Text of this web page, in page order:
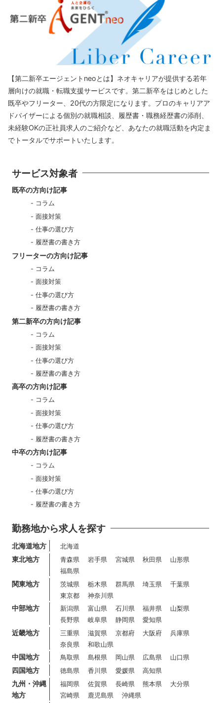
【第二新卒エージェントneoとは】ネオキャリアが提供する若年
層向けの就職・転職支援サービスです。第二新卒をはじめとした
既卒やフリーター、20代の方限定になります。プロのキャリアア
ドバイザーによる個別の就職相談、履歴書・職務経歴書の添削、
未経験OKの正社員求人のご紹介など、あなたの就職活動を内定ま
でトータルでサポートいたします。
サービス対象者
既卒の方向け記事
コラム
面接対策
仕事の選び方
履歴書の書き方
フリーターの方向け記事
コラム
面接対策
仕事の選び方
履歴書の書き方
第二新卒の方向け記事
コラム
面接対策
仕事の選び方
履歴書の書き方
高卒の方向け記事
コラム
面接対策
仕事の選び方
履歴書の書き方
中卒の方向け記事
コラム
面接対策
仕事の選び方
履歴書の書き方
勤務地から求人を探す
北海道地方 北海道
東北地方 青森県 岩手県 宮城県 秋田県
山形県
福島県
関東地方 茨城県 栃木県 群馬県 埼玉県
千葉県
東京都
神奈川県
中部地方 新潟県 富山県 石川県 福井県
山梨県
長野県
岐阜県 静岡県 愛知県
近畿地方 三重県 滋賀県 京都府 大阪府
兵庫県
奈良県
和歌山県
中国地方 鳥取県 島根県 岡山県 広島県 山口県
四国地方 徳島県 香川県 愛媛県 高知県
九州・沖縄
地方
福岡県 佐賀県 長崎県 熊本県
大分県
宮崎県
鹿児島県 沖縄県